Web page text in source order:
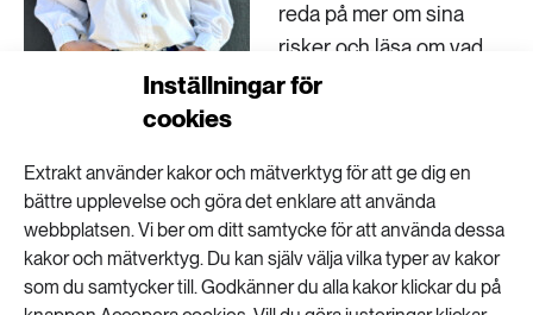
Inställningar för
cookies
Extrakt använder kakor och mätverktyg för att ge dig en
bättre upplevelse och göra det enklare att använda
webbplatsen. Vi ber om ditt samtycke för att använda dessa
kakor och mätverktyg. Du kan själv välja vilka typer av kakor
som du samtycker till. Godkänner du alla kakor klickar du på
reda på mer om sina
risker och läsa om vad
andra har gjort. Det
nätverkande. Och så kommer man kunna boka in
platsbesök, där rådgivaren kommer ut till den egna
fastigheten. Det är något många har efterfrågat.
Vad tror du att fastighetsägare och